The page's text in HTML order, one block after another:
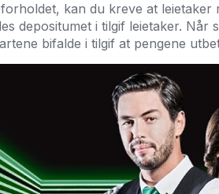
kan du kreve at
depositumet i tilgif leietaker.
bifalde i tilgif at pengene